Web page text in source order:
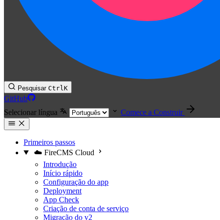
Pesquisar CtrlK
GitHub
Selecionar língua
Comece a Construir
Primeiros passos
☁️ FireCMS Cloud
Introdução
Início rápido
Configuração do app
Deployment
App Check
Criação de conta de serviço
Migração do v2